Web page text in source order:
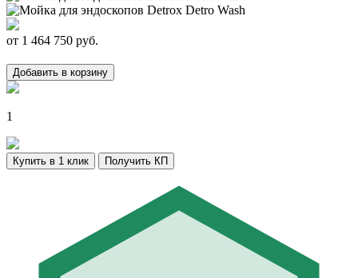
от 1 464 750 руб.
Добавить в корзину
1
Купить в 1 клик Получить КП